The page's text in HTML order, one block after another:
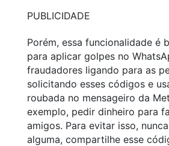
PUBLICIDADE
Porém, essa funcionalidade é
para aplicar golpes no
fraudadores ligando para as
solicitando esses códigos e
roubada no mensageiro da
exemplo, pedir dinheiro para
amigos. Para evitar isso,
alguma, compartilhe esse